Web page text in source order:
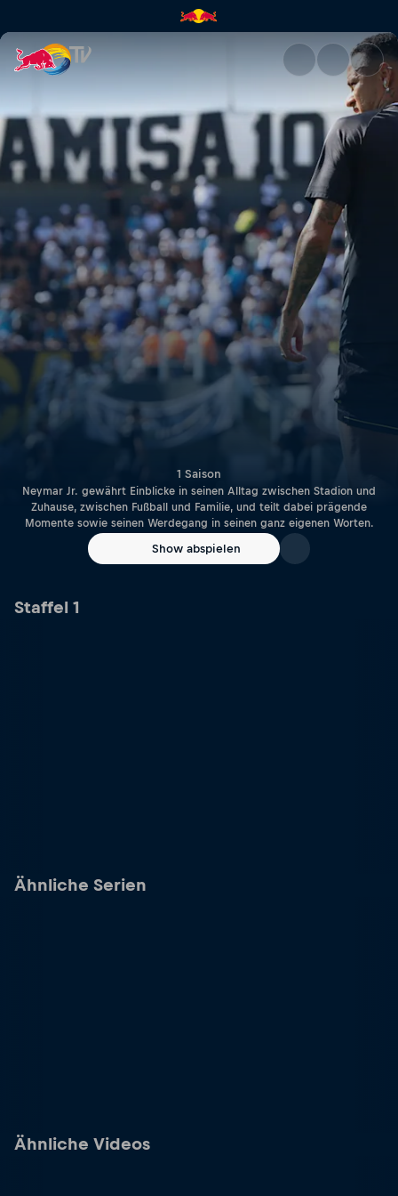
Neymar Jr. Full Access | Red
1 Saison
Neymar Jr. gewährt Einblicke in seinen Alltag zwischen Stadion und
Zuhause, zwischen Fußball und Familie, und teilt dabei prägende
Momente sowie seinen Werdegang in seinen ganz eigenen Worten.
Show abspielen
Staffel 1
Ähnliche Serien
Ähnliche Videos